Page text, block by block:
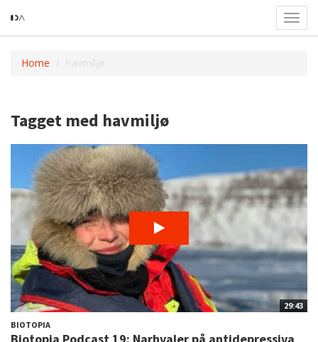
Home havmiljø
Tagget med havmiljø
29:43
BIOTOPIA
Biotopia Podcast 19: Narhvaler på antidepressiva